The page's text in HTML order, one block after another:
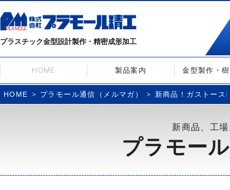
プラスチック金型設計製作・精密成形加工
HOME 製品案内 金型製作・
HOME プラモール通信（メルマガ） 新商品！ガストー
新商品、工
プラモー